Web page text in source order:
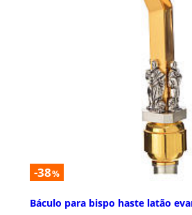
-38%
Báculo para bispo haste latão